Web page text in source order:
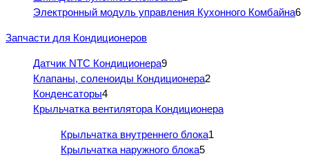
Электронный модуль управления Кухонного Комбайна6
Запчасти для Кондиционеров
Датчик NTC Кондиционера9
Клапаны, соленоиды Кондиционера2
Конденсаторы4
Крыльчатка вентилятора Кондиционера
Крыльчатка внутреннего блока1
Крыльчатка наружного блока5